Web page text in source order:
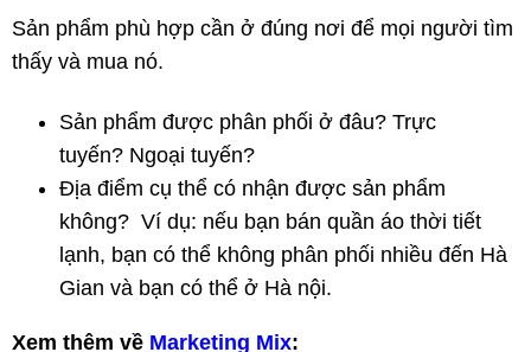
Sản phẩm phù hợp cần ở đúng nơi để mọi người tìm
thấy và mua nó.
Sản phẩm được phân phối ở đâu? Trực
tuyến? Ngoại tuyến?
Địa điểm cụ thể có nhận được sản phẩm
không? Ví dụ: nếu bạn bán quần áo thời tiết
lạnh, bạn có thể không phân phối nhiều đến Hà
Gian và bạn có thể ở Hà nội.
Xem thêm về Marketing Mix: